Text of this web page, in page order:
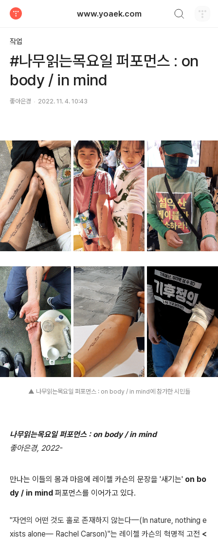
www.yoaek.com
작업
#나무읽는목요일 퍼포먼스 : on
body / in mind
좋아은경 2022. 11. 4. 10:43
▲ 나무읽는목요일 퍼포먼스 : on body / in mind에 참가한 시민들
나무읽는목요일 퍼포먼스 : on body / in mind
좋아은경, 2022-
만나는 이들의 몸과 마음에 레이첼 카슨의 문장을 '새기는' on bo
dy / in mind 퍼포먼스를 이어가고 있다.
"자연의 어떤 것도 홀로 존재하지 않는다—(In nature, nothing e
xists alone— Rachel Carson)"는 레이첼 카슨의 혁명적 고전 <